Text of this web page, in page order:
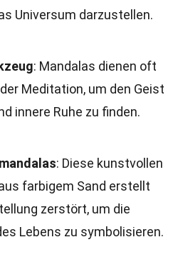
Universum darzustellen.
: Mandalas dienen oft
Meditation, um den Geist
innere Ruhe zu finden.
: Diese kunstvollen
farbigem Sand erstellt
zerstört, um die
Lebens zu symbolisieren.